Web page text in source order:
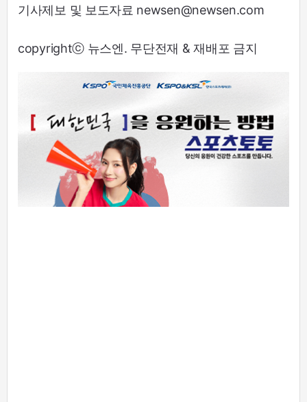
기사제보 및 보도자료 newsen@newsen.com
copyrightⓒ 뉴스엔. 무단전재 & 재배포 금지